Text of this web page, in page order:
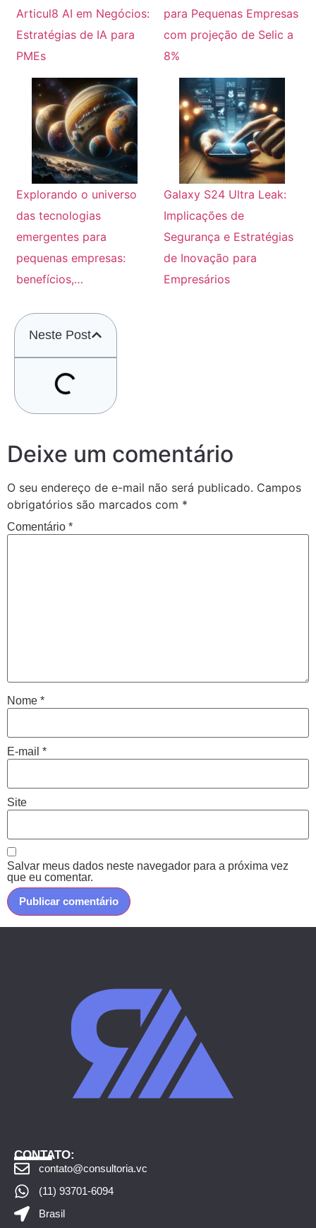
Articul8 AI em Negócios:
Estratégias de IA para
PMEs
para Pequenas Empresas
com projeção de Selic a
8%
Explorando o universo
das tecnologias
emergentes para
pequenas empresas:
benefícios,…
Galaxy S24 Ultra Leak:
Implicações de
Segurança e Estratégias
de Inovação para
Empresários
Neste Post
Deixe um comentário
O seu endereço de e-mail não será publicado. Campos
obrigatórios são marcados com *
Comentário *
Nome *
E-mail *
Site
Salvar meus dados neste navegador para a próxima vez
que eu comentar.
CONTATO:
___
contato@consultoria.vc
(11) 93701-6094
Brasil